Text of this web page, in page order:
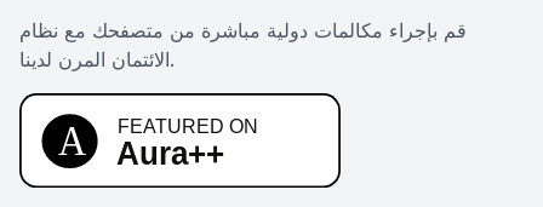
قم بإجراء مكالمات دولية مباشرة من متصفحك مع نظام
الائتمان المرن لدينا.